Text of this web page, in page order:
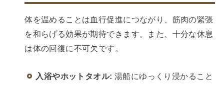
体を温めることは血行促進につながり、筋肉の緊張
を和らげる効果が期待できます。また、十分な休息
は体の回復に不可欠です。
入浴やホットタオル: 湯船にゆっくり浸かること